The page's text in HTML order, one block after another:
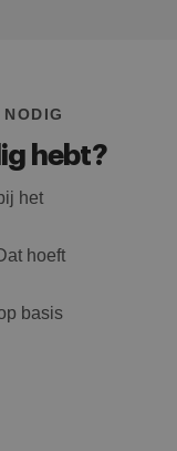
hebt?
het
hoeft
basis